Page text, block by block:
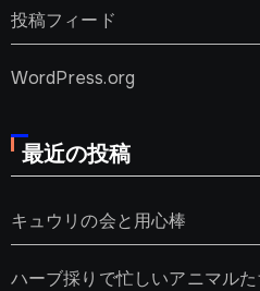
投稿フィード
WordPress.org
最近の投稿
キュウリの会と用心棒
ハーブ採りで忙しいアニマルた